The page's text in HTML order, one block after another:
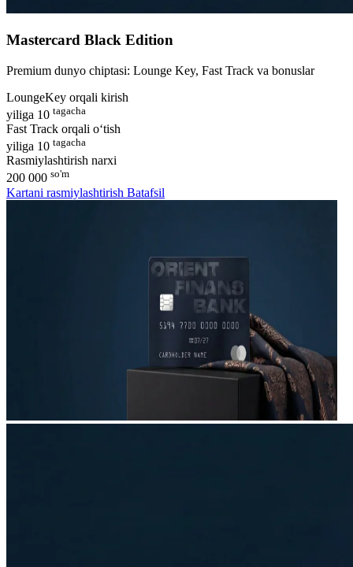
Mastercard Black Edition
Premium dunyo chiptasi: Lounge Key, Fast Track va bonuslar
LoungeKey orqali kirish
yiliga 10 tagacha
Fast Track orqali o‘tish
yiliga 10 tagacha
Rasmiylashtirish narxi
200 000 so'm
Kartani rasmiylashtirish Batafsil